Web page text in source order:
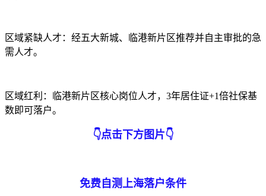
区域紧缺人才：经五大新城、临港新片区推荐并自主审批的急
需人才。
区域红利：临港新片区核心岗位人才，3年居住证+1倍社保基
数即可落户。
👇点击下方图片👇
免费自测上海落户条件